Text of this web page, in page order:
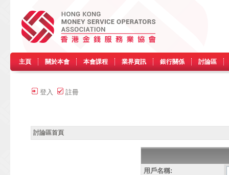
主頁 關於本會 本會課程 業界資訊 銀行關係 討論區
登入 註冊
討論區首頁
用戶名稱: